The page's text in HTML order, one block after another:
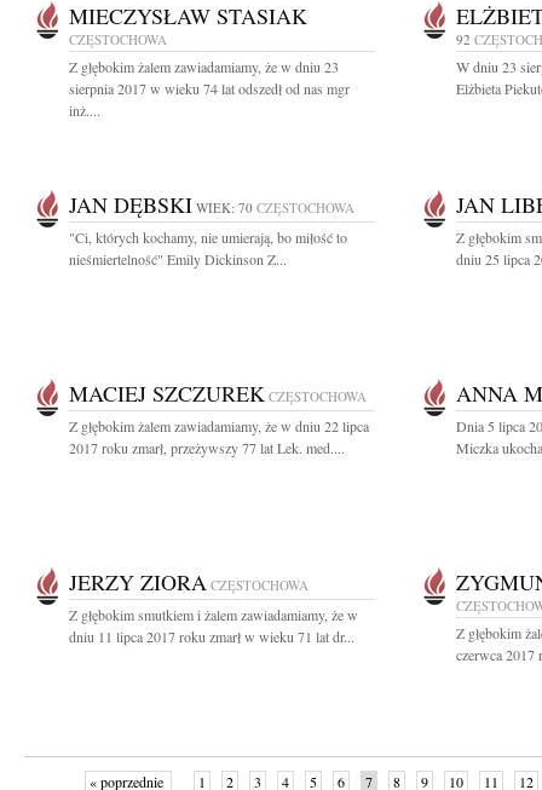
MIECZYSŁAW STASIAK
CZĘSTOCHOWA
Z głębokim żalem zawiadamiamy, że w dniu 23
sierpnia 2017 w wieku 74 lat odszedł od nas mgr
inż....
92
W dniu 23
Elżbieta
JAN DĘBSKI WIEK: 70 CZĘSTOCHOWA
"Ci, których kochamy, nie umierają, bo miłość to
nieśmiertelność" Emily Dickinson Z...
JAN
Z głębokim
dniu 25 lipca
MACIEJ SZCZUREK CZĘSTOCHOWA
Z głębokim żalem zawiadamiamy, że w dniu 22 lipca
2017 roku zmarł, przeżywszy 77 lat Lek. med....
ANNA
Dnia 5 lipca
Miczka
JERZY ZIORA CZĘSTOCHOWA
Z głębokim smutkiem i żalem zawiadamiamy, że w
dniu 11 lipca 2017 roku zmarł w wieku 71 lat dr...
Z głębokim
czerwca 2017
« poprzednie 1 2 3 4 5 6 7 8 9 10 11 12